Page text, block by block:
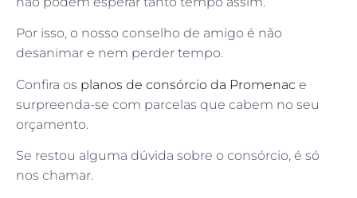
Por isso, o nosso conselho de amigo é não
desanimar e nem perder tempo.
Confira os planos de consórcio da Promenac e
surpreenda-se com parcelas que cabem no seu
orçamento.
Se restou alguma dúvida sobre o consórcio, é só
nos chamar.